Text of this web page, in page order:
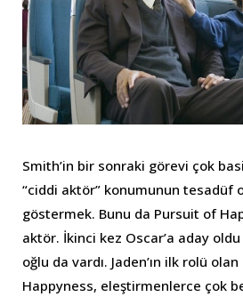
Smith’in bir sonraki görevi çok
“ciddi aktör” konumunun tesadüf
göstermek. Bunu da Pursuit of
aktör. İkinci kez Oscar’a aday
oğlu da vardı. Jaden’ın ilk rolü
Happyness, eleştirmenlerce çok